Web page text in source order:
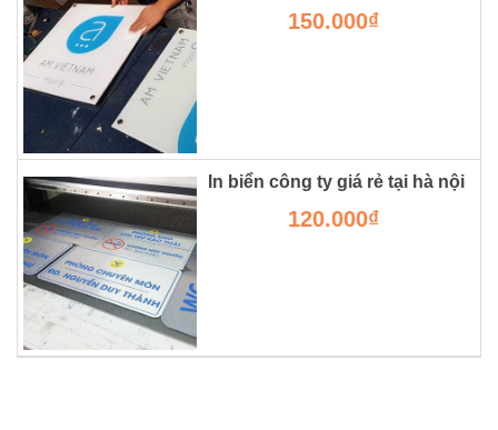
150.000₫
In biển công ty giá rẻ tại hà nội
120.000₫